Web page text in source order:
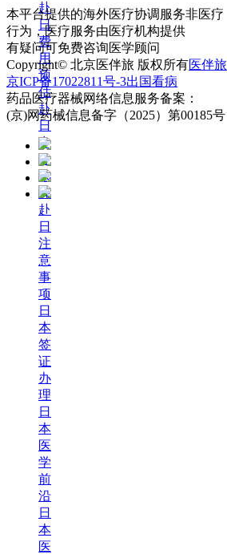
赴
日
费
用
预
估
赴
日
中
介
选
择
赴
日
注
意
事
项
日
本
签
证
办
理
日
本
医
学
前
沿
日
本
医
本平台提供的海外医疗协调服务非医疗
行为，医疗服务由医疗机构提供
有疑问可免费咨询医学顾问
Copyright© 北京医伴旅 版权所有医伴旅
京ICP备17022811号-3出国看病
药品医疗器械网络信息服务备案：
(京)网药械信息备字（2025）第00185号